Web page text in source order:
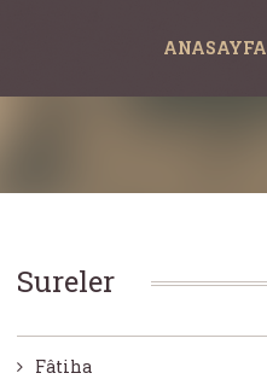
ANASAYFA
Sureler
Fâtiha